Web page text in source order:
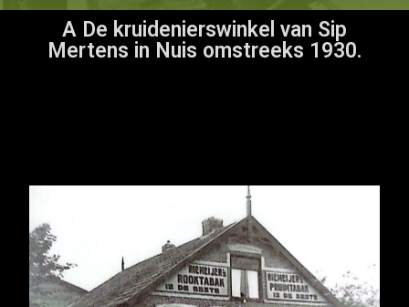
A De kruidenierswinkel van Sip
Mertens in Nuis omstreeks 1930.